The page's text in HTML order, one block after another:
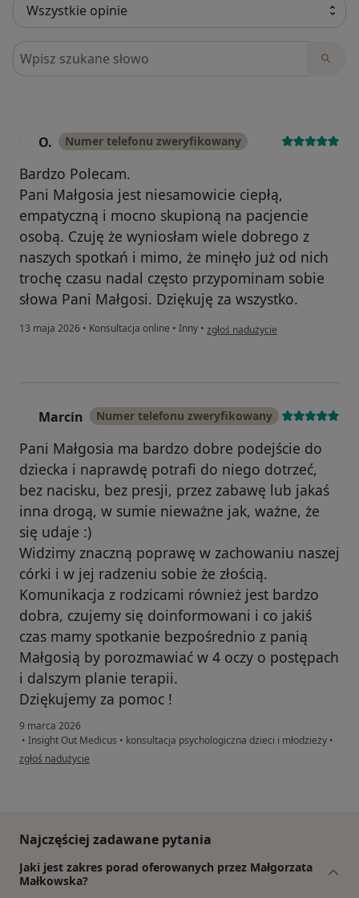
Szukaj w opiniach
O. Numer telefonu zweryfikowany
Bardzo Polecam.
Pani Małgosia jest niesamowicie ciepłą,
empatyczną i mocno skupioną na pacjencie
osobą. Czuję że wyniosłam wiele dobrego z
naszych spotkań i mimo, że minęło już od nich
trochę czasu nadal często przypominam sobie
słowa Pani Małgosi. Dziękuję za wszystko.
13 maja 2026 • Konsultacja online • Inny • w opinii użytkownika O.
zgłoś nadużycie
Marcin Numer telefonu zweryfikowany
Pani Małgosia ma bardzo dobre podejście do
dziecka i naprawdę potrafi do niego dotrzeć,
bez nacisku, bez presji, przez zabawę lub jakaś
inna drogą, w sumie nieważne jak, ważne, że
się udaje :)
Widzimy znaczną poprawę w zachowaniu naszej
córki i w jej radzeniu sobie że złością.
Komunikacja z rodzicami również jest bardzo
dobra, czujemy się doinformowani i co jakiś
czas mamy spotkanie bezpośrednio z panią
Małgosią by porozmawiać w 4 oczy o postępach
i dalszym planie terapii.
Dziękujemy za pomoc !
9 marca 2026
• Insight Out Medicus • konsultacja psychologiczna dzieci i młodzieży •
w opinii użytkownika Marcin
zgłoś nadużycie
Najczęściej zadawane pytania
Jaki jest zakres porad oferowanych przez Małgorzata
Małkowska?